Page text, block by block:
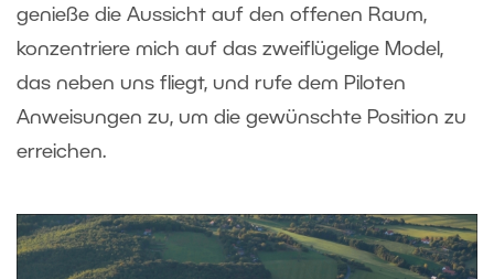
genieße die Aussicht auf den offenen Raum,
konzentriere mich auf das zweiflügelige Model,
das neben uns fliegt, und rufe dem Piloten
Anweisungen zu, um die gewünschte Position zu
erreichen.